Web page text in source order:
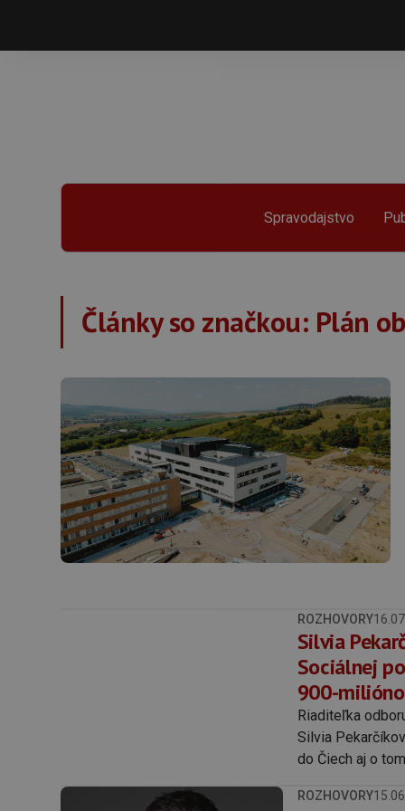
Spravodajstvo
Články so značkou: Plán
ROZHOVORY
Silvia
Sociálnej
900-
Riaditeľka
Silvia
do Čiech aj o
ROZHOVORY